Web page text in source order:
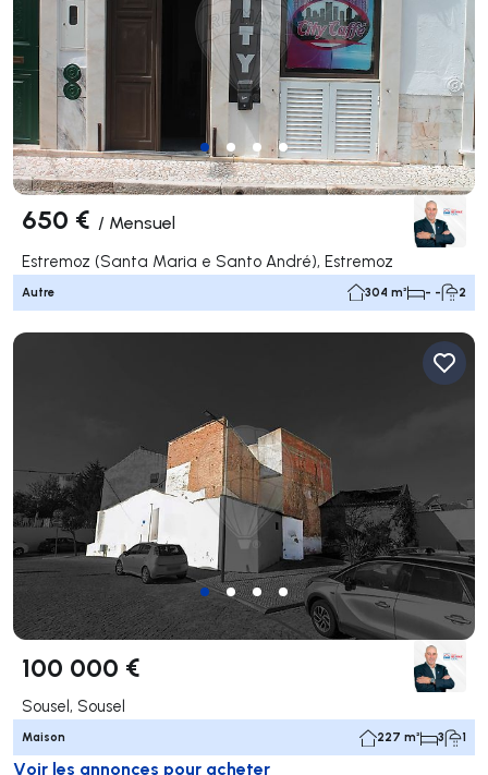
650 € / Mensuel
Estremoz (Santa Maria e Santo André), Estremoz
Autre 304 m² - - 2
100 000 €
Sousel, Sousel
Maison 227 m² 3 1
Voir les annonces pour acheter